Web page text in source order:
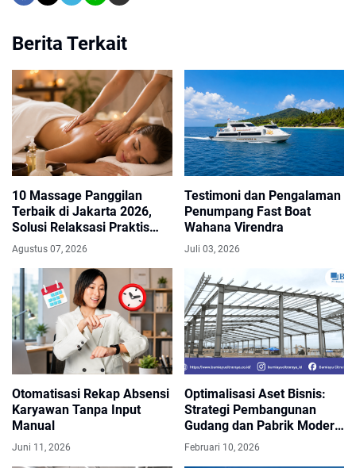
Berita Terkait
10 Massage Panggilan
Terbaik di Jakarta 2026,
Solusi Relaksasi Praktis
Langsung ke Rumah
Agustus 07, 2026
Testimoni dan Pengalaman
Penumpang Fast Boat
Wahana Virendra
Juli 03, 2026
Otomatisasi Rekap Absensi
Karyawan Tanpa Input
Manual
Juni 11, 2026
Optimalisasi Aset Bisnis:
Strategi Pembangunan
Gudang dan Pabrik Modern
dengan Konstruksi Baja
Februari 10, 2026